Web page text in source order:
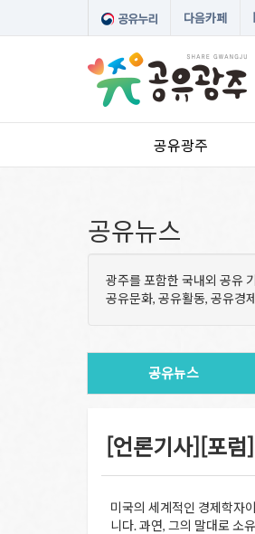
다음카페
공유광주
공유뉴스
광주를 포함한 국내외 공유
공유문화, 공유활동, 공유경
공유뉴스
[언론기사][포럼
미국의 세계적인 경제학자
니다. 과연, 그의 말대로 소